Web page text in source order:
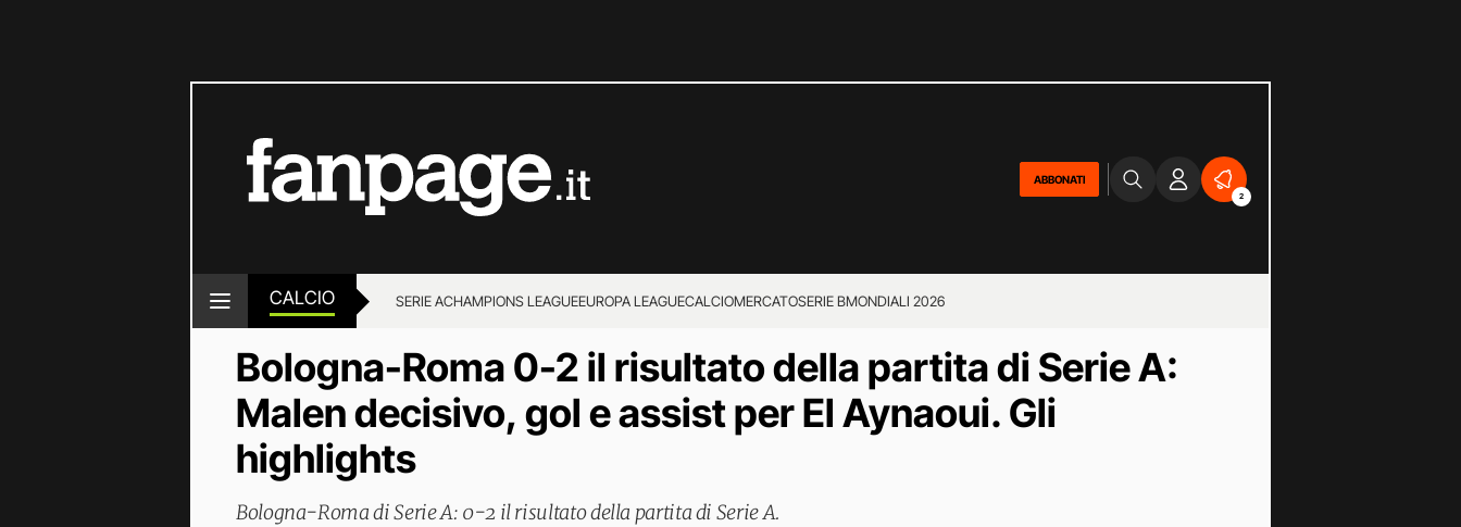
ABBONATI
2
CALCIO SERIE ACHAMPIONS LEAGUEEUROPA LEAGUECALCIOMERCATOSERIE BMONDIALI 2026
Bologna-Roma 0-2 il risultato della partita di Serie A:
Malen decisivo, gol e assist per El Aynaoui. Gli
highlights
Bologna-Roma di Serie A: 0-2 il risultato della partita di Serie A.